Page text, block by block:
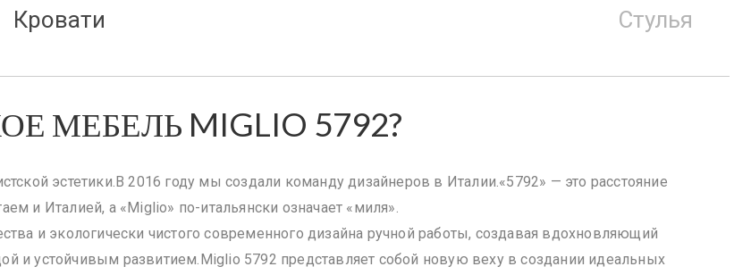
МЕБЕЛЬ MIGLIO 5792?
эстетики.В 2016 году мы создали команду дизайнеров в Италии.«5792» — это расстояние
и Италией, а «Miglio» по-итальянски означает «миля».
и экологически чистого современного дизайна ручной работы, создавая вдохновляющий
и устойчивым развитием.Miglio 5792 представляет собой новую веху в создании идеальных